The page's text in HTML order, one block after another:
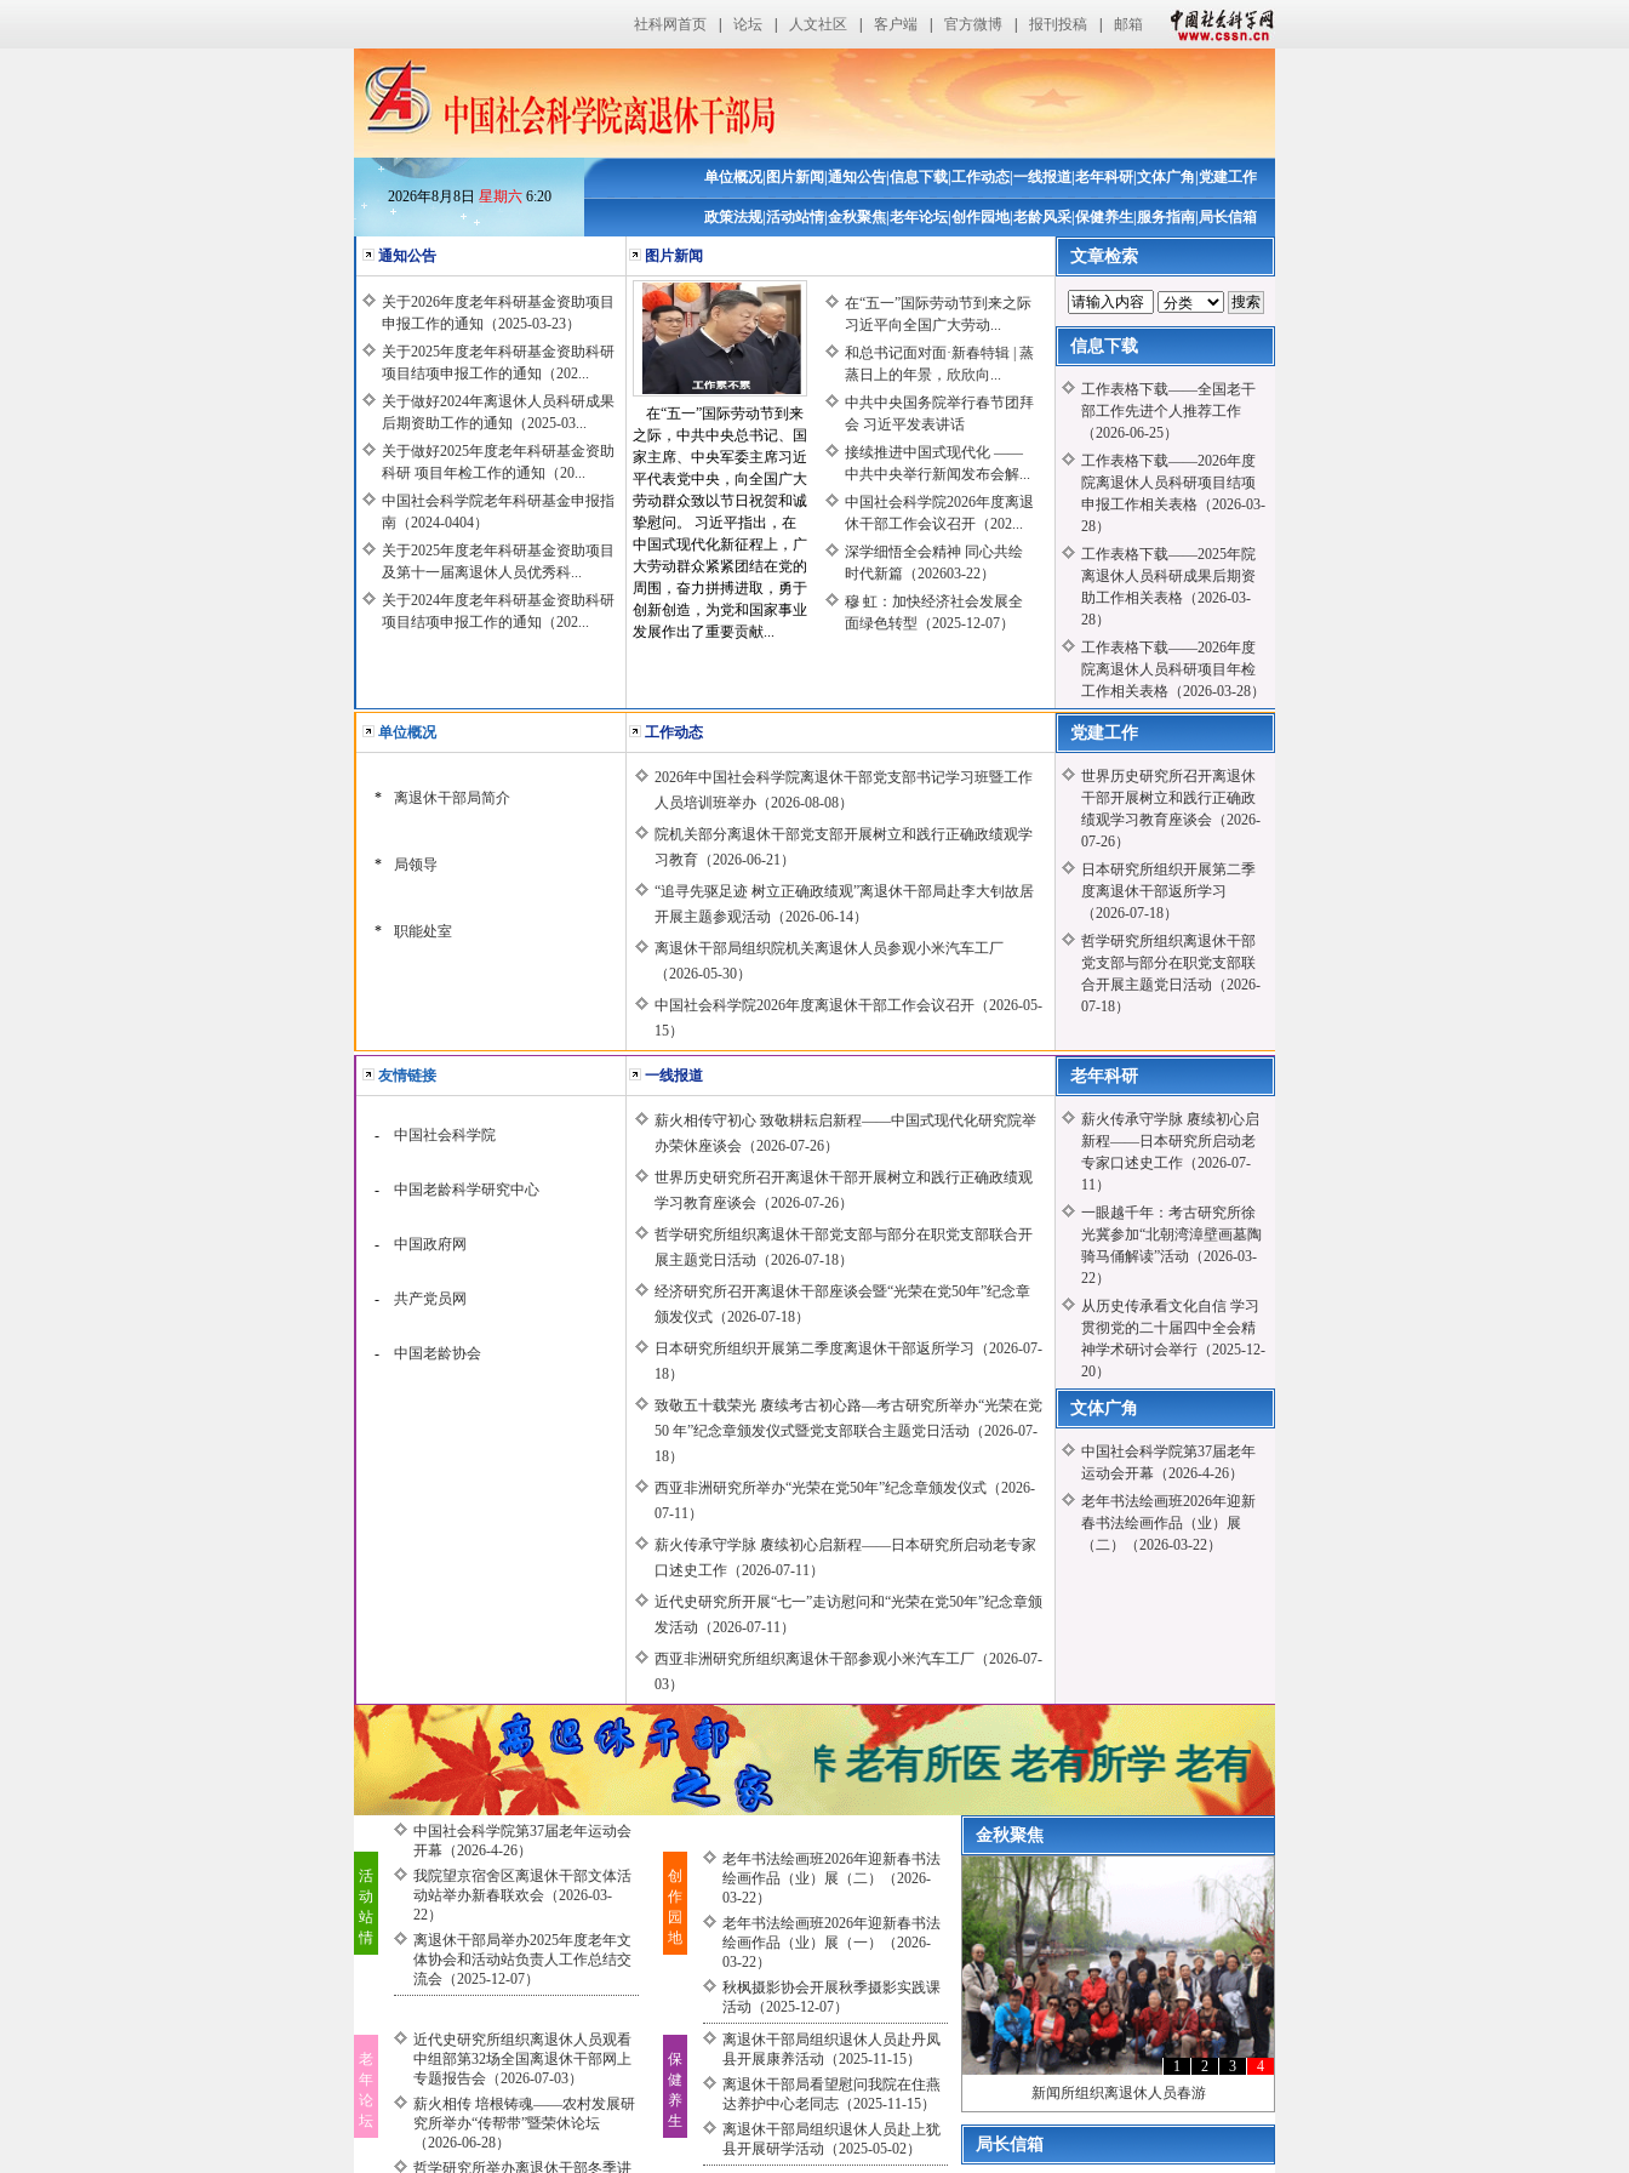
社科网首页 论坛 人文社区 客户端 官方微博 报刊投稿 邮箱
2026年8月 8日 星期六 6:20
单位概况| 图片新闻 通知公告 信息下载 工作动态 一线报道 老年科研 文体广角 党建工作
政策法规|活动站情 金秋聚焦 老年论坛 创作园地|老龄风采 保健养生 服务指南 局长信箱
通知公告
关于2026年度老年科研基金资助项目
申报工作的通知（2025-03-23）
关于2025年度老年科研基金资助科研
项目结项申报工作的通知（202...
关于做好2024年离退休人员科研成果
后期资助工作的通知（2025-03...
关于做好2025年度老年科研基金资助
科研 项目年检工作的通知（20...
中国社会科学院老年科研基金申报指
南（2024-0404）
关于2025年度老年科研基金资助项目
及第十一届离退休人员优秀科...
关于2024年度老年科研基金资助科研
项目结项申报工作的通知（202...
图片新闻
在“五一”国际劳动节到来
之际，中共中央总书记、国
家主席、中央军委主席习近
平代表党中央，向全国广大
劳动群众致以节日祝贺和诚
挚慰问。 习近平指出，在
中国式现代化新征程上，广
大劳动群众紧紧团结在党的
周围，奋力拼搏进取，勇于
创新创造，为党和国家事业
发展作出了重要贡献...
在“五一”国际劳动节到来之际
习近平向全国广大劳动...
和总书记面对面·新春特辑 | 蒸
蒸日上的年景，欣欣向...
中共中央国务院举行春节团拜
会 习近平发表讲话
接续推进中国式现代化 ——
中共中央举行新闻发布会解...
中国社会科学院2026年度离退
休干部工作会议召开（202...
深学细悟全会精神 同心共绘
时代新篇（202603-22）
穆 虹：加快经济社会发展全
面绿色转型（2025-12-07）
文章检索
信息下载
工作表格下载——全国老干
部工作先进个人推荐工作
（2026-06-25）
工作表格下载——2026年度
院离退休人员科研项目结项
申报工作相关表格（2026-03-
28）
工作表格下载——2025年院
离退休人员科研成果后期资
助工作相关表格（2026-03-
28）
工作表格下载——2026年度
院离退休人员科研项目年检
工作相关表格（2026-03-28）
单位概况
* 离退休干部局简介
* 局领导
* 职能处室
工作动态
2026年中国社会科学院离退休干部党支部书记学习班暨工作
人员培训班举办（2026-08-08）
院机关部分离退休干部党支部开展树立和践行正确政绩观学
习教育（2026-06-21）
“追寻先驱足迹 树立正确政绩观”离退休干部局赴李大钊故居
开展主题参观活动（2026-06-14）
离退休干部局组织院机关离退休人员参观小米汽车工厂
（2026-05-30）
中国社会科学院2026年度离退休干部工作会议召开（2026-05-
15）
党建工作
世界历史研究所召开离退休
干部开展树立和践行正确政
绩观学习教育座谈会（2026-
07-26）
日本研究所组织开展第二季
度离退休干部返所学习
（2026-07-18）
哲学研究所组织离退休干部
党支部与部分在职党支部联
合开展主题党日活动（2026-
07-18）
友情链接
- 中国社会科学院
- 中国老龄科学研究中心
- 中国政府网
- 共产党员网
- 中国老龄协会
一线报道
薪火相传守初心 致敬耕耘启新程——中国式现代化研究院举
办荣休座谈会（2026-07-26）
世界历史研究所召开离退休干部开展树立和践行正确政绩观
学习教育座谈会（2026-07-26）
哲学研究所组织离退休干部党支部与部分在职党支部联合开
展主题党日活动（2026-07-18）
经济研究所召开离退休干部座谈会暨“光荣在党50年”纪念章
颁发仪式（2026-07-18）
日本研究所组织开展第二季度离退休干部返所学习（2026-07-
18）
致敬五十载荣光 赓续考古初心路—考古研究所举办“光荣在党
50 年”纪念章颁发仪式暨党支部联合主题党日活动（2026-07-
18）
西亚非洲研究所举办“光荣在党50年”纪念章颁发仪式（2026-
07-11）
薪火传承守学脉 赓续初心启新程——日本研究所启动老专家
口述史工作（2026-07-11）
近代史研究所开展“七一”走访慰问和“光荣在党50年”纪念章颁
发活动（2026-07-11）
西亚非洲研究所组织离退休干部参观小米汽车工厂（2026-07-
03）
老年科研
薪火传承守学脉 赓续初心启
新程——日本研究所启动老
专家口述史工作（2026-07-
11）
一眼越千年：考古研究所徐
光冀参加“北朝湾漳壁画墓陶
骑马俑解读”活动（2026-03-
22）
从历史传承看文化自信 学习
贯彻党的二十届四中全会精
神学术研讨会举行（2025-12-
20）
文体广角
中国社会科学院第37届老年
运动会开幕（2026-4-26）
老年书法绘画班2026年迎新
春书法绘画作品（业）展
（二）（2026-03-22）
老有所养 老有所医 老有所学 老有所教 老有所为 老有所
活
动
站
情
中国社会科学院第37届老年运动会
开幕（2026-4-26）
我院望京宿舍区离退休干部文体活
动站举办新春联欢会（2026-03-
22）
离退休干部局举办2025年度老年文
体协会和活动站负责人工作总结交
流会（2025-12-07）
创
作
园
地
老年书法绘画班2026年迎新春书法
绘画作品（业）展（二）（2026-
03-22）
老年书法绘画班2026年迎新春书法
绘画作品（业）展（一）（2026-
03-22）
秋枫摄影协会开展秋季摄影实践课
活动（2025-12-07）
老
年
论
坛
近代史研究所组织离退休人员观看
中组部第32场全国离退休干部网上
专题报告会（2026-07-03）
薪火相传 培根铸魂——农村发展研
究所举办“传帮带”暨荣休论坛
（2026-06-28）
哲学研究所举办离退休干部冬季讲
保
健
养
生
离退休干部局组织退休人员赴丹凤
县开展康养活动（2025-11-15）
离退休干部局看望慰问我院在住燕
达养护中心老同志（2025-11-15）
离退休干部局组织退休人员赴上犹
县开展研学活动（2025-05-02）
金秋聚焦
1 2 3
4
新闻所组织离退休人员春游
局长信箱